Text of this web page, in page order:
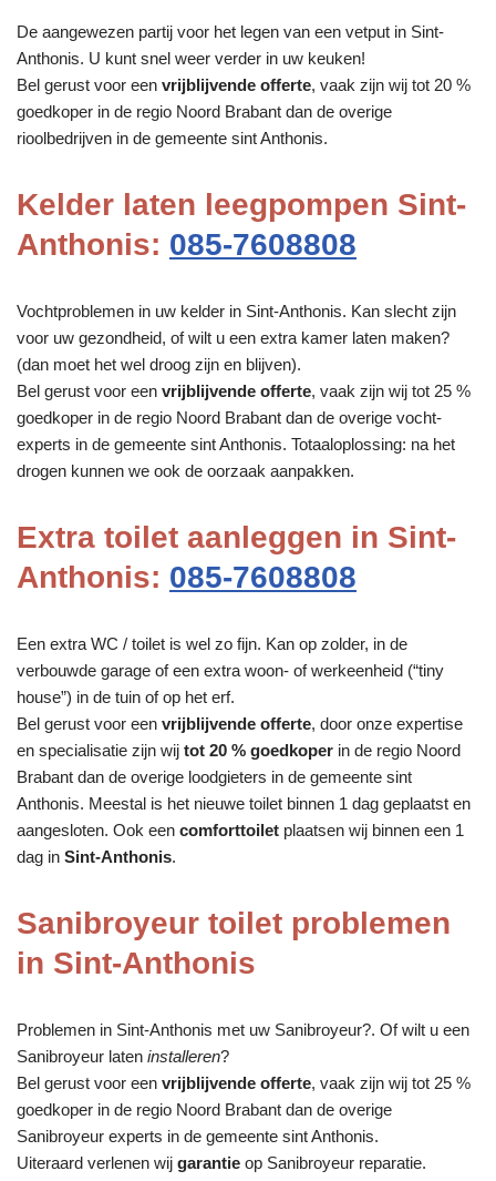
De aangewezen partij voor het legen van een vetput in Sint-
Anthonis. U kunt snel weer verder in uw keuken!
Bel gerust voor een vrijblijvende offerte, vaak zijn wij tot 20 %
goedkoper in de regio Noord Brabant dan de overige
rioolbedrijven in de gemeente sint Anthonis.
Kelder laten leegpompen Sint-
Anthonis: 085-7608808
Vochtproblemen in uw kelder in Sint-Anthonis. Kan slecht zijn
voor uw gezondheid, of wilt u een extra kamer laten maken?
(dan moet het wel droog zijn en blijven).
Bel gerust voor een vrijblijvende offerte, vaak zijn wij tot 25 %
goedkoper in de regio Noord Brabant dan de overige vocht-
experts in de gemeente sint Anthonis. Totaaloplossing: na het
drogen kunnen we ook de oorzaak aanpakken.
Extra toilet aanleggen in Sint-
Anthonis: 085-7608808
Een extra WC / toilet is wel zo fijn. Kan op zolder, in de
verbouwde garage of een extra woon- of werkeenheid (“tiny
house”) in de tuin of op het erf.
Bel gerust voor een vrijblijvende offerte, door onze expertise
en specialisatie zijn wij tot 20 % goedkoper in de regio Noord
Brabant dan de overige loodgieters in de gemeente sint
Anthonis. Meestal is het nieuwe toilet binnen 1 dag geplaatst en
aangesloten. Ook een comforttoilet plaatsen wij binnen een 1
dag in Sint-Anthonis.
Sanibroyeur toilet problemen
in Sint-Anthonis
Problemen in Sint-Anthonis met uw Sanibroyeur?. Of wilt u een
Sanibroyeur laten installeren?
Bel gerust voor een vrijblijvende offerte, vaak zijn wij tot 25 %
goedkoper in de regio Noord Brabant dan de overige
Sanibroyeur experts in de gemeente sint Anthonis.
Uiteraard verlenen wij garantie op Sanibroyeur reparatie.